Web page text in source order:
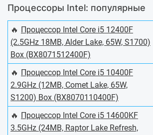
Процессоры Intel: популярные
🔥 Процессор Intel Core i5 12400F
(2.5GHz 18MB, Alder Lake, 65W, S1700)
Box (BX8071512400F)
🔥 Процессор Intel Core i5 10400F
2.9GHz (12MB, Comet Lake, 65W,
S1200) Box (BX8070110400F)
🔥 Процессор Intel Core i5 14600KF
3.5GHz (24MB, Raptor Lake Refresh,